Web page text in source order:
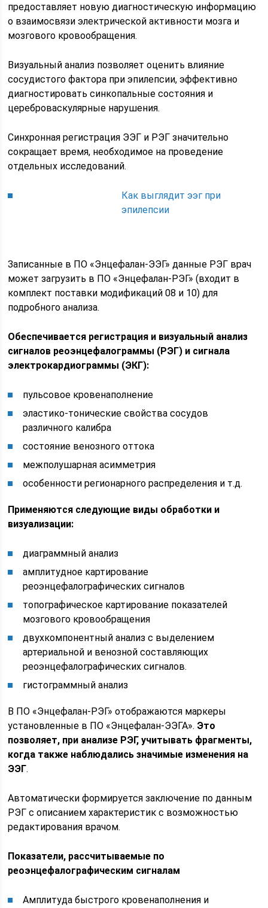
предоставляет новую диагностическую информацию
о взаимосвязи электрической активности мозга и
мозгового кровообращения.
Визуальный анализ позволяет оценить влияние
сосудистого фактора при эпилепсии, эффективно
диагностировать синкопальные состояния и
цереброваскулярные нарушения.
Синхронная регистрация ЭЭГ и РЭГ значительно
сокращает время, необходимое на проведение
отдельных исследований.
Как выглядит ээг при
эпилепсии
Записанные в ПО «Энцефалан-ЭЭГ» данные РЭГ врач
может загрузить в ПО «Энцефалан-РЭГ» (входит в
комплект поставки модификаций 08 и 10) для
подробного анализа.
Обеспечивается регистрация и визуальный анализ
сигналов реоэнцефалограммы (РЭГ) и сигнала
электрокардиограммы (ЭКГ):
пульсовое кровенаполнение
эластико-тонические свойства сосудов
различного калибра
состояние венозного оттока
межполушарная асимметрия
особенности регионарного распределения и т.д.
Применяются следующие виды обработки и
визуализации:
диаграммный анализ
амплитудное картирование
реоэнцефалографических сигналов
топографическое картирование показателей
мозгового кровообращения
двухкомпонентный анализ с выделением
артериальной и венозной составляющих
реоэнцефалографических сигналов.
гистограммный анализ
В ПО «Энцефалан-РЭГ» отображаются маркеры
установленные в ПО «Энцефалан-ЭЭГА». Это
позволяет, при анализе РЭГ, учитывать фрагменты,
когда также наблюдались значимые изменения на
ЭЭГ.
Автоматически формируется заключение по данным
РЭГ с описанием характеристик с возможностью
редактирования врачом.
Показатели, рассчитываемые по
реоэнцефалографическим сигналам
Амплитуда быстрого кровенаполнения и